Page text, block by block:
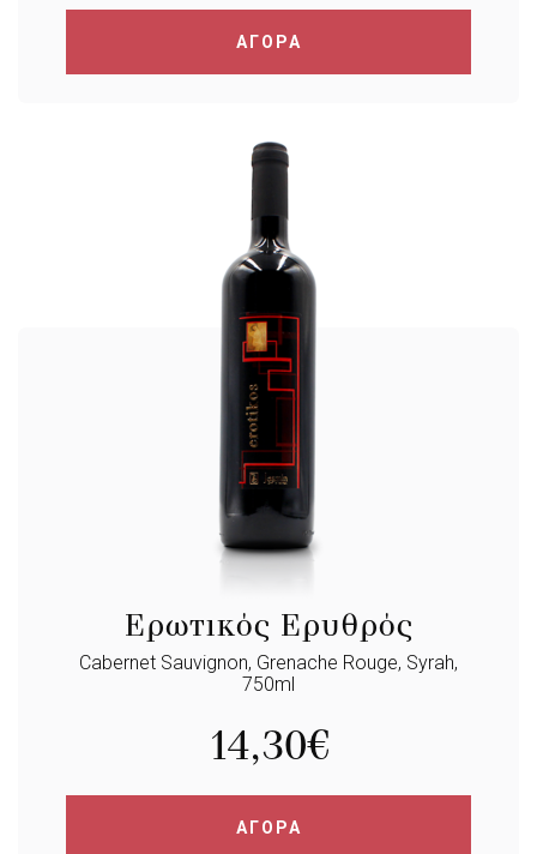
ΑΓΟΡΑ
Ερωτικός Ερυθρός
Cabernet Sauvignon, Grenache Rouge, Syrah,
750ml
14,30€
ΑΓΟΡΑ